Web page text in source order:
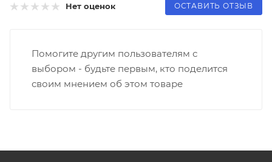
Нет оценок ОСТАВИТЬ ОТЗЫВ
Помогите другим пользователям с
выбором - будьте первым, кто поделится
своим мнением об этом товаре